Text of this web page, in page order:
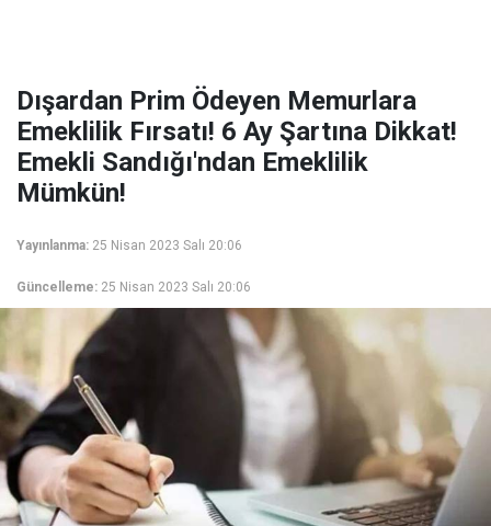
Dışardan Prim Ödeyen Memurlara
Emeklilik Fırsatı! 6 Ay Şartına Dikkat!
Emekli Sandığı'ndan Emeklilik
Mümkün!
Yayınlanma: 25 Nisan 2023 Salı 20:06
Güncelleme: 25 Nisan 2023 Salı 20:06